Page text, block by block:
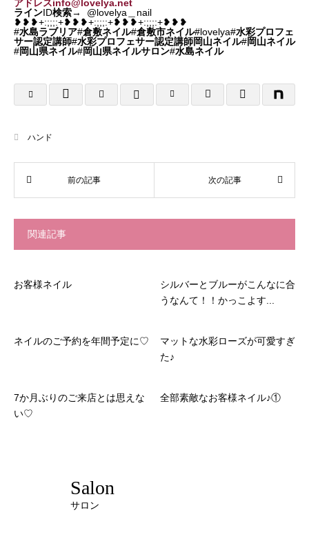
アドレスinfo@lovelya.net
ラインID検索→ @lovelya＿nail
❥❥❥+:;;;:+❥❥❥+:;;;:+❥❥❥+:;;;:+❥❥❥
#水島ラブリア#倉敷ネイル#倉敷市ネイル#lovelya#水彩プロフェ
サー認定講師#水彩プロフェサー認定講師岡山ネイル#岡山ネイル
#岡山県ネイル#岡山県ネイルサロン#水島ネイル
ハンド
関連記事
お客様ネイル
シルバーとブルーがこんなに合
うなんて！！かっこよす...
ネイルのご予約を年間予定に♡
マットな水彩ローズが可愛すぎ
た♪
7か月ぶりのご来店とは思えな
い♡
全部素敵なお客様ネイル♪①
Salon
サロン